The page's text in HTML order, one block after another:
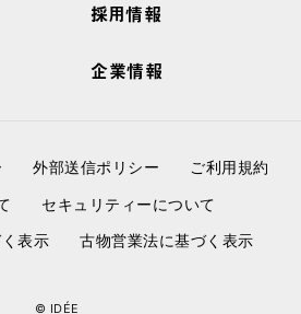
採用情報
企業情報
外部送信ポリシー
ご利用規約
セキュリティーについて
表示
古物営業法に基づく表示
© IDÉE